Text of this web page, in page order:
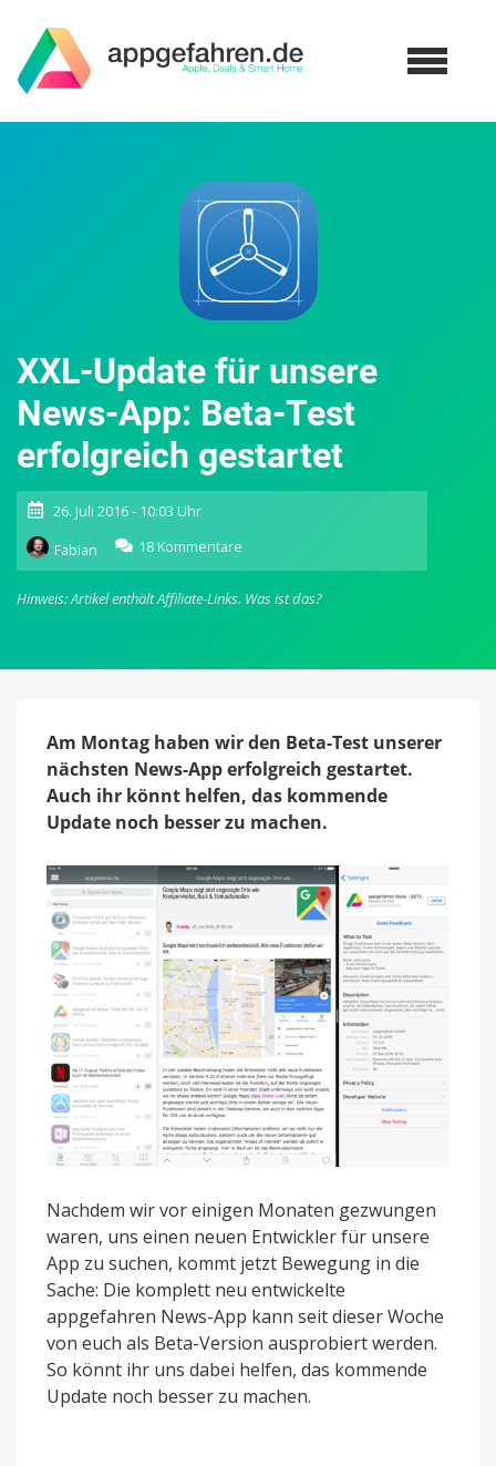
XXL-Update für unsere
News-App: Beta-Test
erfolgreich gestartet
26. Juli 2016 - 10:03 Uhr
Fabian
18 Kommentare
XXL-
für
App:
erfolgreich
gestartet
Hinweis: Artikel enthält Affiliate-Links. Was ist das?
Am Montag haben wir den Beta-Test unserer
nächsten News-App erfolgreich gestartet.
Auch ihr könnt helfen, das kommende
Update noch besser zu machen.
Nachdem wir vor einigen Monaten gezwungen
waren, uns einen neuen Entwickler für unsere
App zu suchen, kommt jetzt Bewegung in die
Sache: Die komplett neu entwickelte
appgefahren News-App kann seit dieser Woche
von euch als Beta-Version ausprobiert werden.
So könnt ihr uns dabei helfen, das kommende
Update noch besser zu machen.